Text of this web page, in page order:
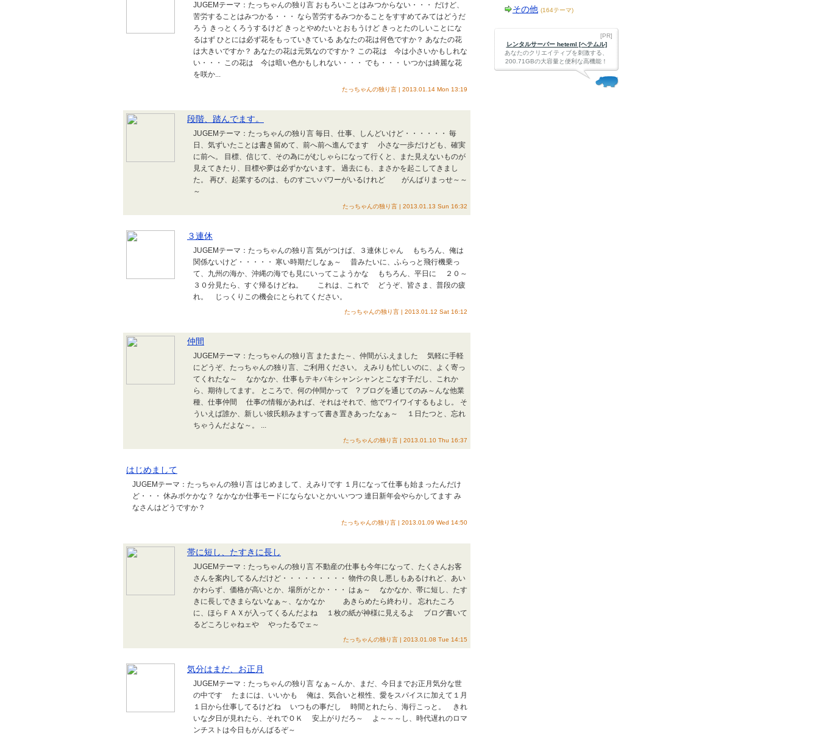
JUGEMテーマ：たっちゃんの独り言 おもろいことはみつからない・・・ だけど、
苦労することはみつかる・・・ なら苦労するみつかることをすすめてみてはどうだ
ろう きっとくろうするけど きっとやめたいとおもうけど きっとたのしいことにな
るはず ひとには必ず花をもっていきている あなたの花は何色ですか？ あなたの花
は大きいですか？ あなたの花は元気なのですか？ この花は 今は小さいかもしれな
い・・・ この花は 今は暗い色かもしれない・・・ でも・・・ いつかは綺麗な花
を咲か...
たっちゃんの独り言 | 2013.01.14 Mon 13:19
段階、踏んでます。
JUGEMテーマ：たっちゃんの独り言 毎日、仕事、しんどいけど・・・・・・ 毎
日、気ずいたことは書き留めて、前へ前へ進んでます 小さな一歩だけども、確実
に前へ。 目標、信じて、その為にがむしゃらになって行くと、また見えないものが
見えてきたり、目標や夢は必ずかないます。 過去にも、まさかを起こしてきまし
た。 再び、起業するのは、ものすごいパワーがいるけれど がんばりまっせ～～
～
たっちゃんの独り言 | 2013.01.13 Sun 16:32
３連休
JUGEMテーマ：たっちゃんの独り言 気がつけば、３連休じゃん もちろん、俺は
関係ないけど・・・・・ 寒い時期だしなぁ～ 昔みたいに、ふらっと飛行機乗っ
て、九州の海か、沖縄の海でも見にいってこようかな もちろん、平日に ２０～
３０分見たら、すぐ帰るけどね。 これは、これで どうぞ、皆さま、普段の疲
れ。 じっくりこの機会にとられてください。
たっちゃんの独り言 | 2013.01.12 Sat 16:12
仲間
JUGEMテーマ：たっちゃんの独り言 またまた～、仲間がふえました 気軽に手軽
にどうぞ、たっちゃんの独り言、ご利用ください。 えみりも忙しいのに、よく寄っ
てくれたな～ なかなか、仕事もテキパキシャンシャンとこなす子だし、これか
ら、期待してます。 ところで、何の仲間かって ? ブログを通じてのみ～んな他業
種、仕事仲間 仕事の情報があれば、それはそれで、他でワイワイするもよし。 そ
ういえば誰か、新しい彼氏頼みますって書き置きあったなぁ～ １日たつと、忘れ
ちゃうんだよな～。 ...
たっちゃんの独り言 | 2013.01.10 Thu 16:37
はじめまして
JUGEMテーマ：たっちゃんの独り言 はじめまして、えみりです １月になって仕事も始まったんだけ
ど・・・ 休みボケかな？ なかなか仕事モードにならないとかいいつつ 連日新年会やらかしてます み
なさんはどうですか？
たっちゃんの独り言 | 2013.01.09 Wed 14:50
帯に短し、たすきに長し
JUGEMテーマ：たっちゃんの独り言 不動産の仕事も今年になって、たくさんお客
さんを案内してるんだけど・・・・・・・・・ 物件の良し悪しもあるけれど、あい
かわらず、価格が高いとか、場所がとか・・・ はぁ～ なかなか、帯に短し、たす
きに長しできまらないなぁ～、なかなか あきらめたら終わり。 忘れたころ
に、ほらＦＡＸが入ってくるんだよね １枚の紙が神様に見えるよ ブログ書いて
るどころじゃねェや やったるでェ～
たっちゃんの独り言 | 2013.01.08 Tue 14:15
気分はまだ、お正月
JUGEMテーマ：たっちゃんの独り言 なぁ～んか、まだ、今日までお正月気分な世
の中です たまには、いいかも 俺は、気合いと根性、愛をスパイスに加えて１月
１日から仕事してるけどね いつもの事だし 時間とれたら、海行こっと。 きれ
いな夕日が見れたら、それでＯＫ 安上がりだろ～ よ～～～し、時代遅れのロマ
ンチストは今日もがんばるぞ～
その他 (164テーマ)
[PR]
レンタルサーバー heteml [ヘテムル]
あなたのクリエイティブを刺激する、
200.71GBの大容量と便利な高機能！